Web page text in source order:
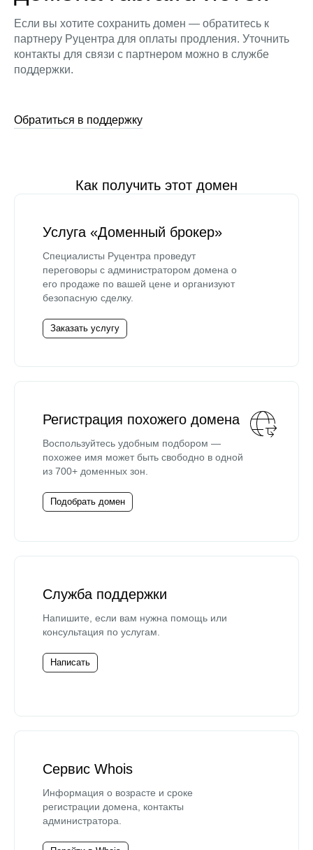
Если вы хотите сохранить домен — обратитесь к
партнеру Руцентра для оплаты продления. Уточнить
контакты для связи с партнером можно в службе
поддержки.
Обратиться в поддержку
Как получить этот домен
Услуга «Доменный брокер»
Специалисты Руцентра проведут
переговоры с администратором домена о
его продаже по вашей цене и организуют
безопасную сделку.
Заказать услугу
Регистрация похожего домена
Воспользуйтесь удобным подбором —
похожее имя может быть свободно в одной
из 700+ доменных зон.
Подобрать домен
Служба поддержки
Напишите, если вам нужна помощь или
консультация по услугам.
Написать
Сервис Whois
Информация о возрасте и сроке
регистрации домена, контакты
администратора.